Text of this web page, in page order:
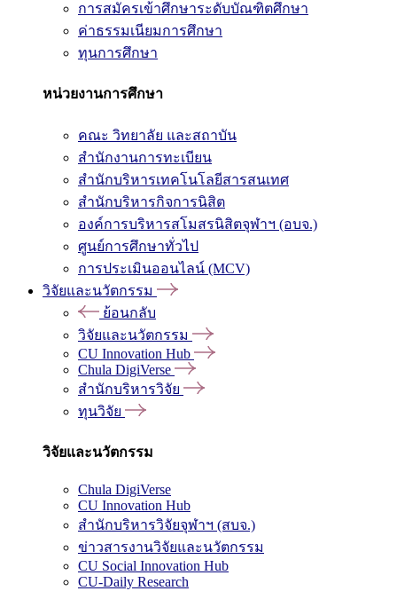
การสมัครเข้าศึกษาระดับบัณฑิตศึกษา
ค่าธรรมเนียมการศึกษา
ทุนการศึกษา
หน่วยงานการศึกษา
คณะ วิทยาลัย และสถาบัน
สำนักงานการทะเบียน
สำนักบริหารเทคโนโลยีสารสนเทศ
สำนักบริหารกิจการนิสิต
องค์การบริหารสโมสรนิสิตจุฬาฯ (อบจ.)
ศูนย์การศึกษาทั่วไป
การประเมินออนไลน์ (MCV)
วิจัยและนวัตกรรม
ย้อนกลับ
วิจัยและนวัตกรรม
CU Innovation Hub
Chula DigiVerse
สำนักบริหารวิจัย
ทุนวิจัย
วิจัยและนวัตกรรม
Chula DigiVerse
CU Innovation Hub
สำนักบริหารวิจัยจุฬาฯ (สบจ.)
ข่าวสารงานวิจัยและนวัตกรรม
CU Social Innovation Hub
CU-Daily Research